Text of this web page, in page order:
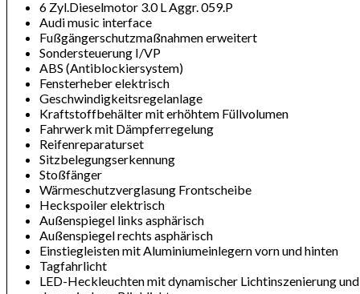
6 Zyl.Dieselmotor 3.0 L Aggr. 059.P
Audi music interface
Fußgängerschutzmaßnahmen erweitert
Sondersteuerung I/VP
ABS (Antiblockiersystem)
Fensterheber elektrisch
Geschwindigkeitsregelanlage
Kraftstoffbehälter mit erhöhtem Füllvolumen
Fahrwerk mit Dämpferregelung
Reifenreparaturset
Sitzbelegungserkennung
Stoßfänger
Wärmeschutzverglasung Frontscheibe
Heckspoiler elektrisch
Außenspiegel links asphärisch
Außenspiegel rechts asphärisch
Einstiegleisten mit Aluminiumeinlegern vorn und hinten
Tagfahrlicht
LED-Heckleuchten mit dynamischer Lichtinszenierung und